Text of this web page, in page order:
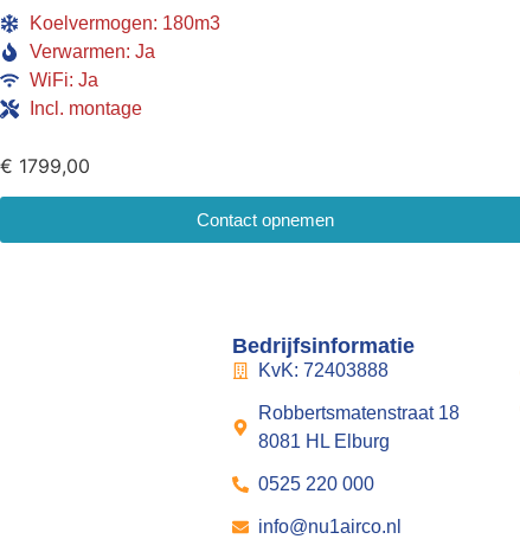
Koelvermogen: 180m3
Verwarmen: Ja
WiFi: Ja
Incl. montage
€ 1799,00
Contact opnemen
Bedrijfsinformatie
KvK: 72403888
Robbertsmatenstraat 18
8081 HL Elburg
0525 220 000
info@nu1airco.nl